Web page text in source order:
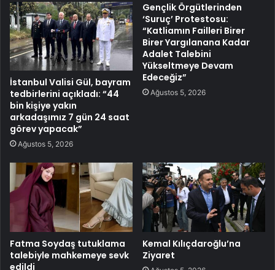
İstanbul Valisi Gül, bayram
tedbirlerini açıkladı: “44
bin kişiye yakın
arkadaşımız 7 gün 24 saat
görev yapacak”
Ağustos 5, 2026
Gençlik Örgütlerinden
‘Suruç’ Protestosu:
“Katliamın Failleri Birer
Birer Yargılanana Kadar
Adalet Talebini
Yükseltmeye Devam
Edeceğiz”
Ağustos 5, 2026
Fatma Soydaş tutuklama
talebiyle mahkemeye sevk
edildi
Kemal Kılıçdaroğlu’na
Ziyaret